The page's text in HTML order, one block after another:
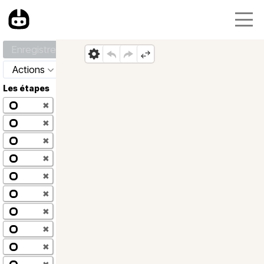
Actions
Les étapes
✖
✖
✖
✖
✖
✖
✖
✖
✖